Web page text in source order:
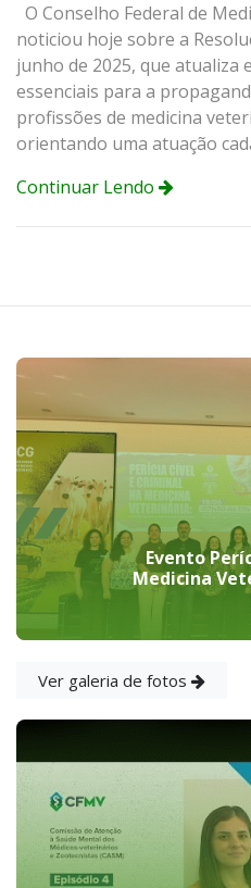
O Conselho Federal de
noticiou hoje sobre a
junho de 2025, que atualiza
essenciais para a
profissões de medicina
orientando uma atuação
Continuar Lendo
Evento
Medicina
Ver galeria de fotos